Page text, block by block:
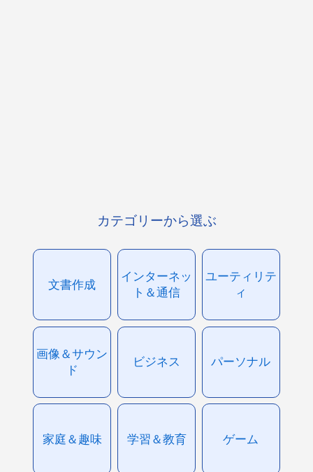
カテゴリーから選ぶ
文書作成
インターネッ
ト＆通信
ユーティリテ
ィ
画像＆サウン
ド
ビジネス パーソナル
家庭＆趣味 学習＆教育 ゲーム